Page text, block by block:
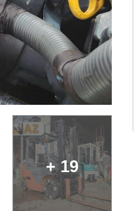
+ 19